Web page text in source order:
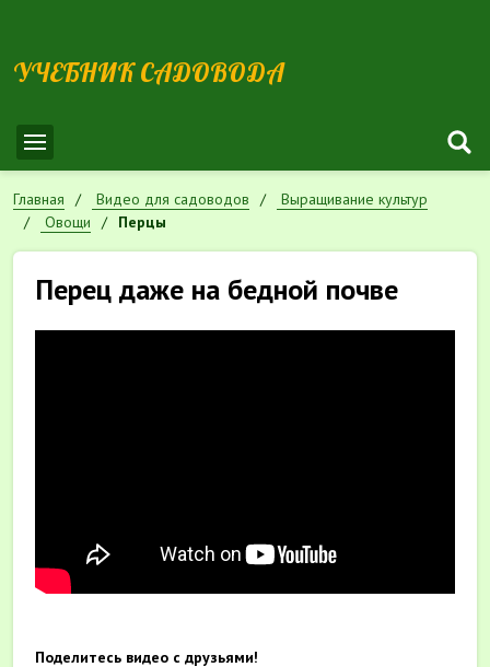
УЧЕБНИК САДОВОДА
Главная Видео для садоводов
Выращивание культур
Овощи
Перцы
Перец даже на бедной почве
Поделитесь видео с друзьями!